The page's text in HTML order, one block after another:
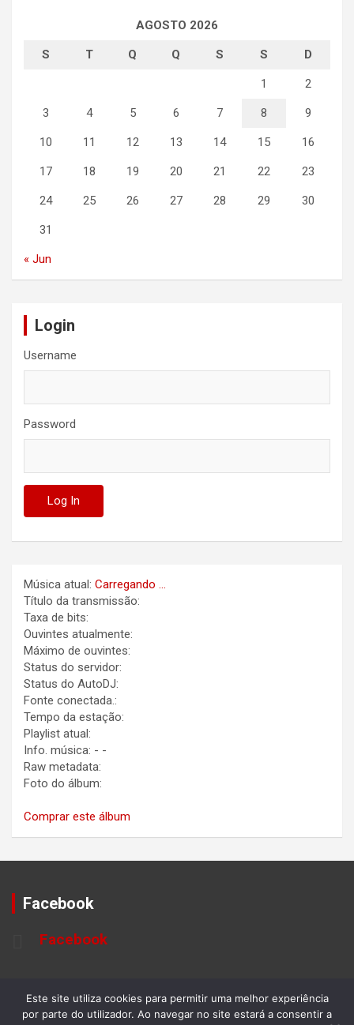
AGOSTO 2026
S T Q Q S S D
1 2
3 4 5 6 7 8 9
10 11 12 13 14 15 16
17 18 19 20 21 22 23
24 25 26 27 28 29 30
31
« Jun
Login
Username
Password
Música atual: Carregando ...
Título da transmissão:
Taxa de bits:
Ouvintes atualmente:
Máximo de ouvintes:
Status do servidor:
Status do AutoDJ:
Fonte conectada.:
Tempo da estação:
Playlist atual:
Info. música: - -
Raw metadata:
Foto do álbum:
Comprar este álbum
Facebook
Facebook
Este site utiliza cookies para permitir uma melhor experiência
por parte do utilizador. Ao navegar no site estará a consentir a